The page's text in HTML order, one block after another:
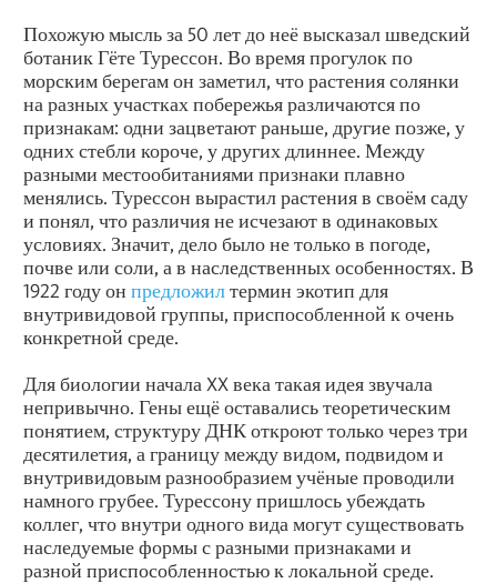
Похожую мысль за 50 лет до неё высказал шведский
ботаник Гёте Турессон. Во время прогулок по
морским берегам он заметил, что растения солянки
на разных участках побережья различаются по
признакам: одни зацветают раньше, другие позже, у
одних стебли короче, у других длиннее. Между
разными местообитаниями признаки плавно
менялись. Турессон вырастил растения в своём саду
и понял, что различия не исчезают в одинаковых
условиях. Значит, дело было не только в погоде,
почве или соли, а в наследственных особенностях. В
1922 году он предложилтермин экотип для
внутривидовой группы, приспособленной к очень
конкретной среде.
Для биологии начала XX века такая идея звучала
непривычно. Гены ещё оставались теоретическим
понятием, структуру ДНК откроют только через три
десятилетия, а границу между видом, подвидом и
внутривидовым разнообразием учёные проводили
намного грубее. Турессону пришлось убеждать
коллег, что внутри одного вида могут существовать
наследуемые формы с разными признаками и
разной приспособленностью к локальной среде.